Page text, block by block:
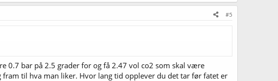
#5
0.7 bar på 2.5 grader for og få 2.47 vol co2 som skal være
til hva man liker. Hvor lang tid opplever du det tar før fatet er